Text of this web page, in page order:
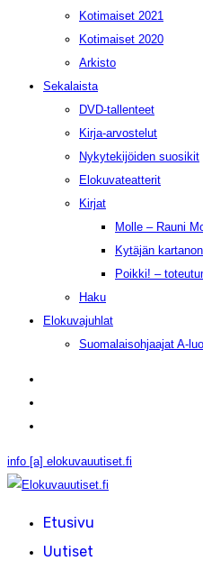
Kotimaiset 2021
Kotimaiset 2020
Arkisto
Sekalaista
DVD-tallenteet
Kirja-arvostelut
Nykytekijöiden suosikit
Elokuvateatterit
Kirjat
Molle – Rauni
Kytäjän
Poikki! –
Haku
Elokuvajuhlat
Suomalaisohjaajat A-
info [a] elokuvauutiset.fi
Etusivu
Uutiset